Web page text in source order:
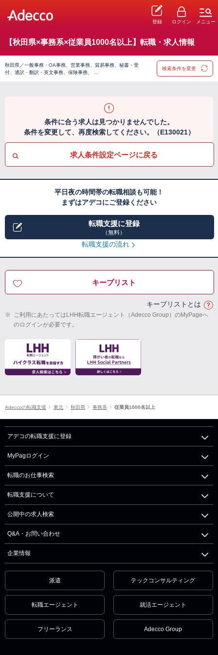
登録 ログイン メニュー
【秋田県×事務系×従業員1000名以上】転職・求人情報
秋田県／一般事務・OA事務、営業事務、貿易事務、秘書・受
付、通訳・翻訳・英文事務、保険事務、 …
検索条件を変更
条件に合う求人は見つかりませんでした。
条件を変更して、再度検索してください。（E130021）
求人条件設定ページに戻る
平日夜の時間帯の転職相談も可能！
まずはアデコにご登録ください
転職支援に登録
（無料）
転職支援の流れ
キープリスト
キープリストとは
※ ご利用にあたってはLHH転職エージェント（Adecco Group）のMyPageへ
のログインが必要です。
Adeccoの転職支援 東北 秋田県 事務系 従業員1000名以上
アデコの転職支援に登録
MyPagログイン
転職のお仕事検索
転職支援について
公開中の求人検索
Q&A・お問い合わせ
企業情報
派遣 テックコンサルティング
転職エージェント 就活エージェント
フリーランス Adecco Group